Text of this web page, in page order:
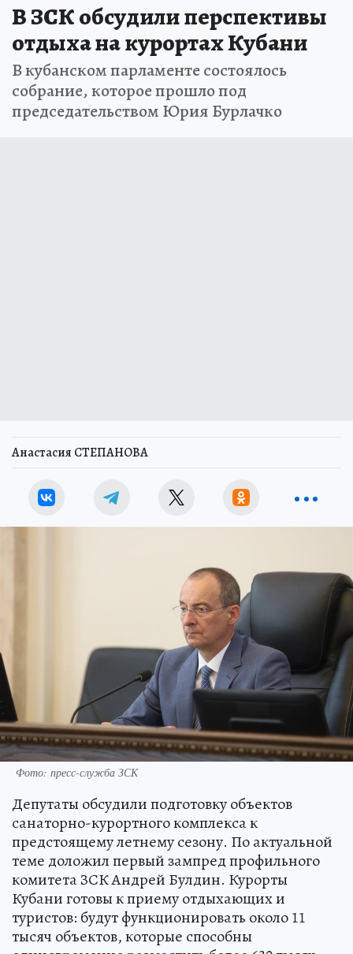
В ЗСК обсудили перспективы
отдыха на курортах Кубани
В кубанском парламенте состоялось
собрание, которое прошло под
председательством Юрия Бурлачко
Анастасия СТЕПАНОВА
Фото: пресс-служба ЗСК
Депутаты обсудили подготовку объектов
санаторно-курортного комплекса к
предстоящему летнему сезону. По актуальной
теме доложил первый зампред профильного
комитета ЗСК Андрей Булдин. Курорты
Кубани готовы к приему отдыхающих и
туристов: будут функционировать около 11
тысяч объектов, которые способны